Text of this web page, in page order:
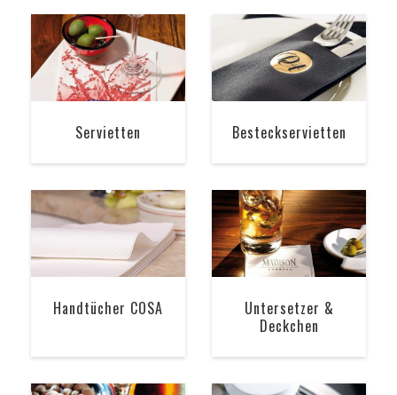
Servietten Besteckservietten
Handtücher COSA
Untersetzer &
Deckchen